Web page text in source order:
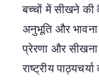
बच्चों में सीखने की
अनुभूति और भावना
प्रेरणा और सीखना
राष्ट्रीय